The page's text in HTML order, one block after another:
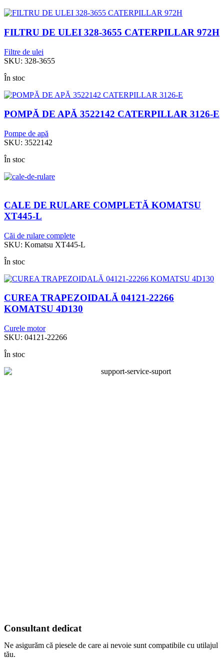
FILTRU DE ULEI 328-3655 CATERPILLAR 972H
Filtre de ulei
SKU: 328-3655
În stoc
POMPĂ DE APĂ 3522142 CATERPILLAR 3126-E
Pompe de apă
SKU: 3522142
În stoc
CALE DE RULARE COMPLETĂ KOMATSU
XT445-L
Căi de rulare complete
SKU: Komatsu XT445-L
În stoc
CUREA TRAPEZOIDALĂ 04121-22266
KOMATSU 4D130
Curele motor
SKU: 04121-22266
În stoc
Consultant dedicat
Ne asigurăm că piesele de care ai nevoie sunt compatibile cu utilajul
tău.